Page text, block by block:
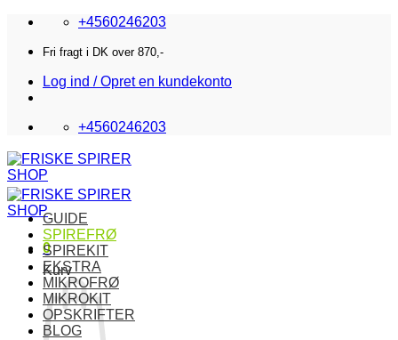
Fortsæt
indhold
+4560246203
Fri fragt i DK over 870,-
Log ind / Opret en kundekonto
+4560246203
0
Kurv
GUIDE
SPIREFRØ
SPIREKIT
EKSTRA
MIKROFRØ
MIKROKIT
OPSKRIFTER
BLOG